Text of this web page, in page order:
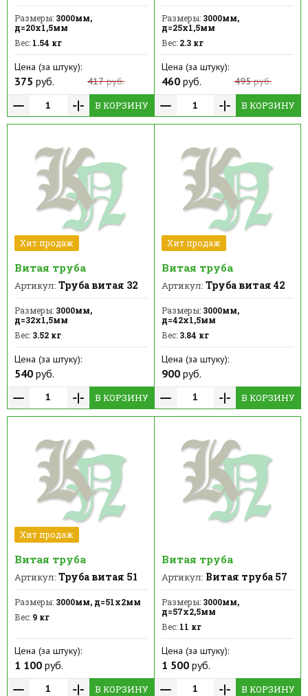
Размеры: 3000мм,
д=20х1,5мм
Вес: 1.54 кг
Цена (за штуку):
375 руб. 417руб.
В КОРЗИНУ
Размеры:3000мм,
д=25х1,5мм
Вес:2.3 кг
Цена (за штуку):
460руб. 495руб.
В КОРЗИНУ
Хит продаж
Витая труба
Артикул: Труба витая 32
Размеры: 3000мм,
д=32х1,5мм
Вес: 3.52 кг
Цена (за штуку):
540 руб.
В КОРЗИНУ
Хит продаж
Витая труба
Артикул: Труба витая 42
Размеры:3000мм,
д=42х1,5мм
Вес:3.84 кг
Цена (за штуку):
900руб.
В КОРЗИНУ
Хит продаж
Витая труба
Артикул: Труба витая 51
Размеры: 3000мм, д=51х2мм
Вес: 9 кг
Цена (за штуку):
1 100 руб.
В КОРЗИНУ
Витая труба
Артикул: Витая труба 57
Размеры:3000мм,
д=57х2,5мм
Вес:11 кг
Цена (за штуку):
1 500руб.
В КОРЗИНУ